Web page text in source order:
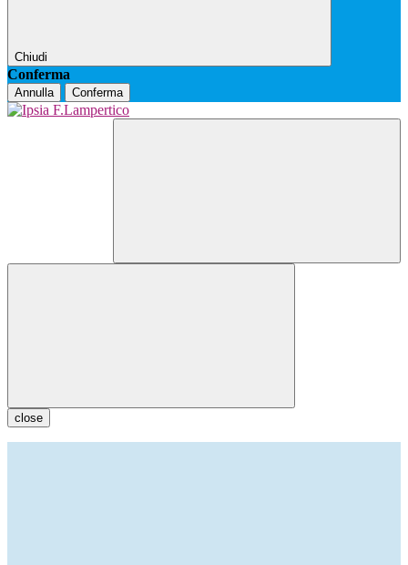
Chiudi
Conferma
Annulla Conferma
close